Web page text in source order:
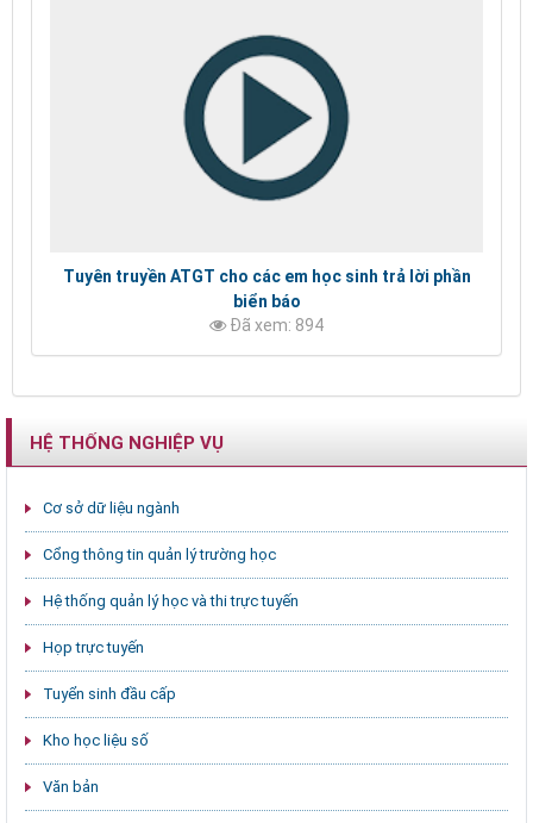
Tuyên truyền ATGT cho các em học sinh trả lời phần
biển báo
Đã xem: 894
HỆ THỐNG NGHIỆP VỤ
Cơ sở dữ liệu ngành
Cổng thông tin quản lý trường học
Hệ thống quản lý học và thi trực tuyến
Họp trực tuyến
Tuyển sinh đầu cấp
Kho học liệu số
Văn bản